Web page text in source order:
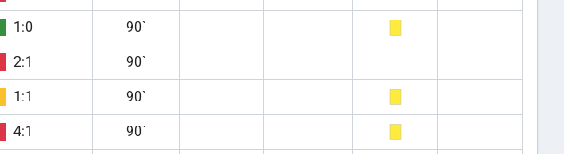
1:0 90`
2:1 90`
1:1 90`
4:1 90`